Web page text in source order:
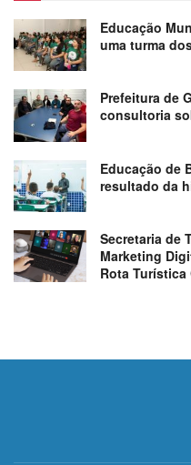
Educação
uma turma
Prefeitura de
consultoria
Educação de
resultado da
Secretaria de
Marketing
Rota